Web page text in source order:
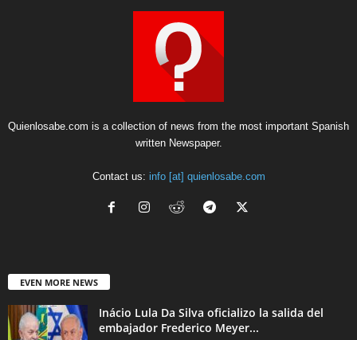
Quienlosabe.com is a collection of news from the most important Spanish
written Newspaper.
Contact us: info [at] quienlosabe.com
EVEN MORE NEWS
Inácio Lula Da Silva oficializo la salida del
embajador Frederico Meyer...